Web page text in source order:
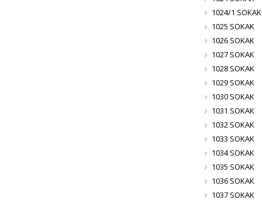
1024/1 SOKAK
1025 SOKAK
1026 SOKAK
1027 SOKAK
1028 SOKAK
1029 SOKAK
1030 SOKAK
1031 SOKAK
1032 SOKAK
1033 SOKAK
1034 SOKAK
1035 SOKAK
1036 SOKAK
1037 SOKAK